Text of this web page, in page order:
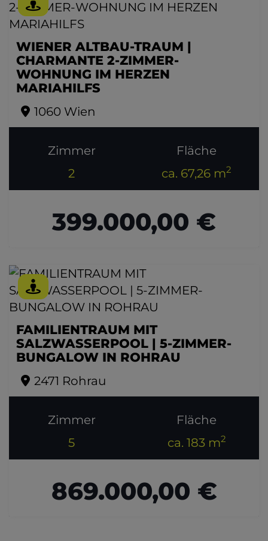
WIENER ALTBAU-TRAUM |
CHARMANTE 2-ZIMMER-
WOHNUNG IM HERZEN
MARIAHILFS
1060 Wien
Zimmer
2
Fläche
ca. 67,26 m2
399.000,00 €
FAMILIENTRAUM MIT
SALZWASSERPOOL | 5-ZIMMER-
BUNGALOW IN ROHRAU
2471 Rohrau
Zimmer
5
Fläche
ca. 183 m2
869.000,00 €